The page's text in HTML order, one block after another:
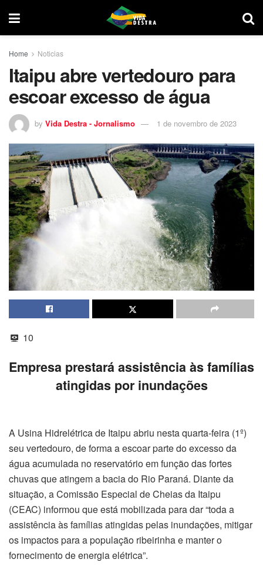
Home Noticias
Itaipu abre vertedouro para
escoar excesso de água
by Vida Destra - Jornalismo 1 de novembro de 2023
10
Empresa prestará assistência às famílias
atingidas por inundações
A Usina Hidrelétrica de Itaipu abriu nesta quarta-feira (1º)
seu vertedouro, de forma a escoar parte do excesso da
água acumulada no reservatório em função das fortes
chuvas que atingem a bacia do Rio Paraná. Diante da
situação, a Comissão Especial de Cheias da Itaipu
(CEAC) informou que está mobilizada para dar “toda a
assistência às famílias atingidas pelas inundações, mitigar
os impactos para a população ribeirinha e manter o
fornecimento de energia elétrica”.